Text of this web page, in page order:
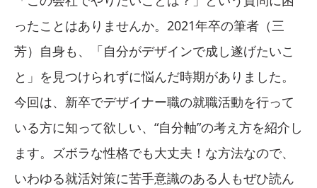
ったことはありませんか。2021年卒の筆者（三
芳）自身も、「自分がデザインで成し遂げたいこ
と」を見つけられずに悩んだ時期がありました。
今回は、新卒でデザイナー職の就職活動を行って
いる方に知って欲しい、“自分軸”の考え方を紹介し
ます。ズボラな性格でも大丈夫！な方法なので、
いわゆる就活対策に苦手意識のある人もぜひ読ん